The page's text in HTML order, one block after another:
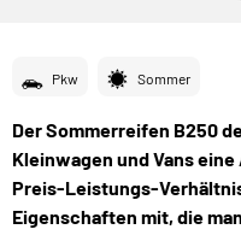
Pkw Sommer
Der Sommerreifen B250
Kleinwagen und Vans
Preis-Leistungs-
Eigenschaften mit, die